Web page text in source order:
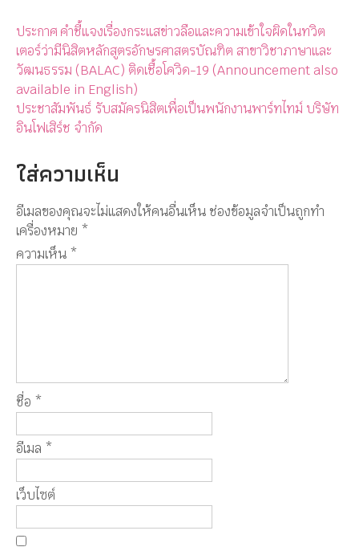
ประกาศ คำชี้แจงเรื่องกระแสข่าวลือและความเข้าใจผิดในทวิต
เตอร์ว่ามีนิสิตหลักสูตรอักษรศาสตรบัณฑิต สาขาวิชาภาษาและ
วัฒนธรรม (BALAC) ติดเชื้อโควิด-19 (Announcement also
available in English)
ประชาสัมพันธ์ รับสมัครนิสิตเพื่อเป็นพนักงานพาร์ทไทม์ บริษัท
อินโฟเสิร์ช จำกัด
ใส่ความเห็น
อีเมลของคุณจะไม่แสดงให้คนอื่นเห็น ช่องข้อมูลจำเป็นถูกทำ
เครื่องหมาย *
ความเห็น *
ชื่อ *
อีเมล *
เว็บไซต์